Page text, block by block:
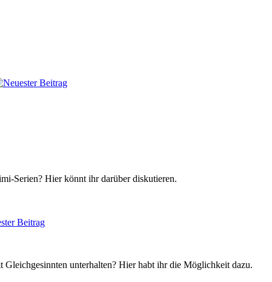
Serien? Hier könnt ihr darüber diskutieren.
unterhalten? Hier habt ihr die Möglichkeit dazu.